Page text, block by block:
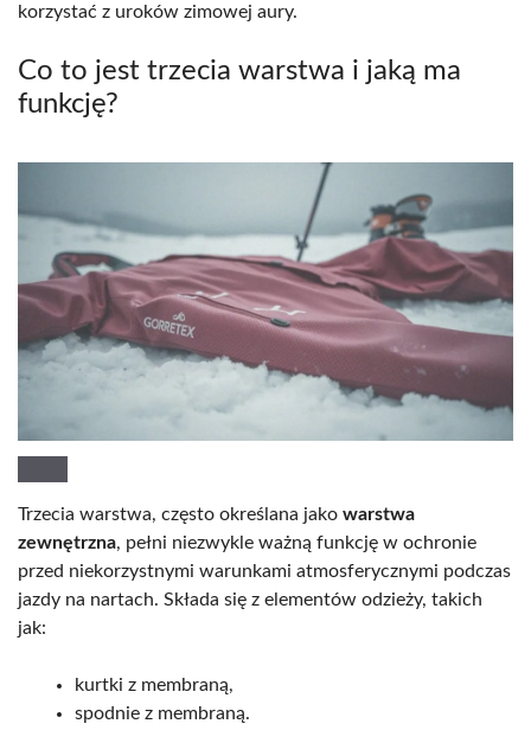
korzystać z uroków zimowej aury.
Co to jest trzecia warstwa i jaką ma
funkcję?
Trzecia warstwa, często określana jako warstwa
zewnętrzna, pełni niezwykle ważną funkcję w ochronie
przed niekorzystnymi warunkami atmosferycznymi podczas
jazdy na nartach. Składa się z elementów odzieży, takich
jak:
kurtki z membraną,
spodnie z membraną.